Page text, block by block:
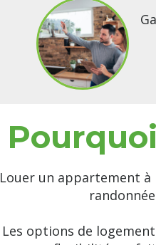
Louer un appartement à
Les options de